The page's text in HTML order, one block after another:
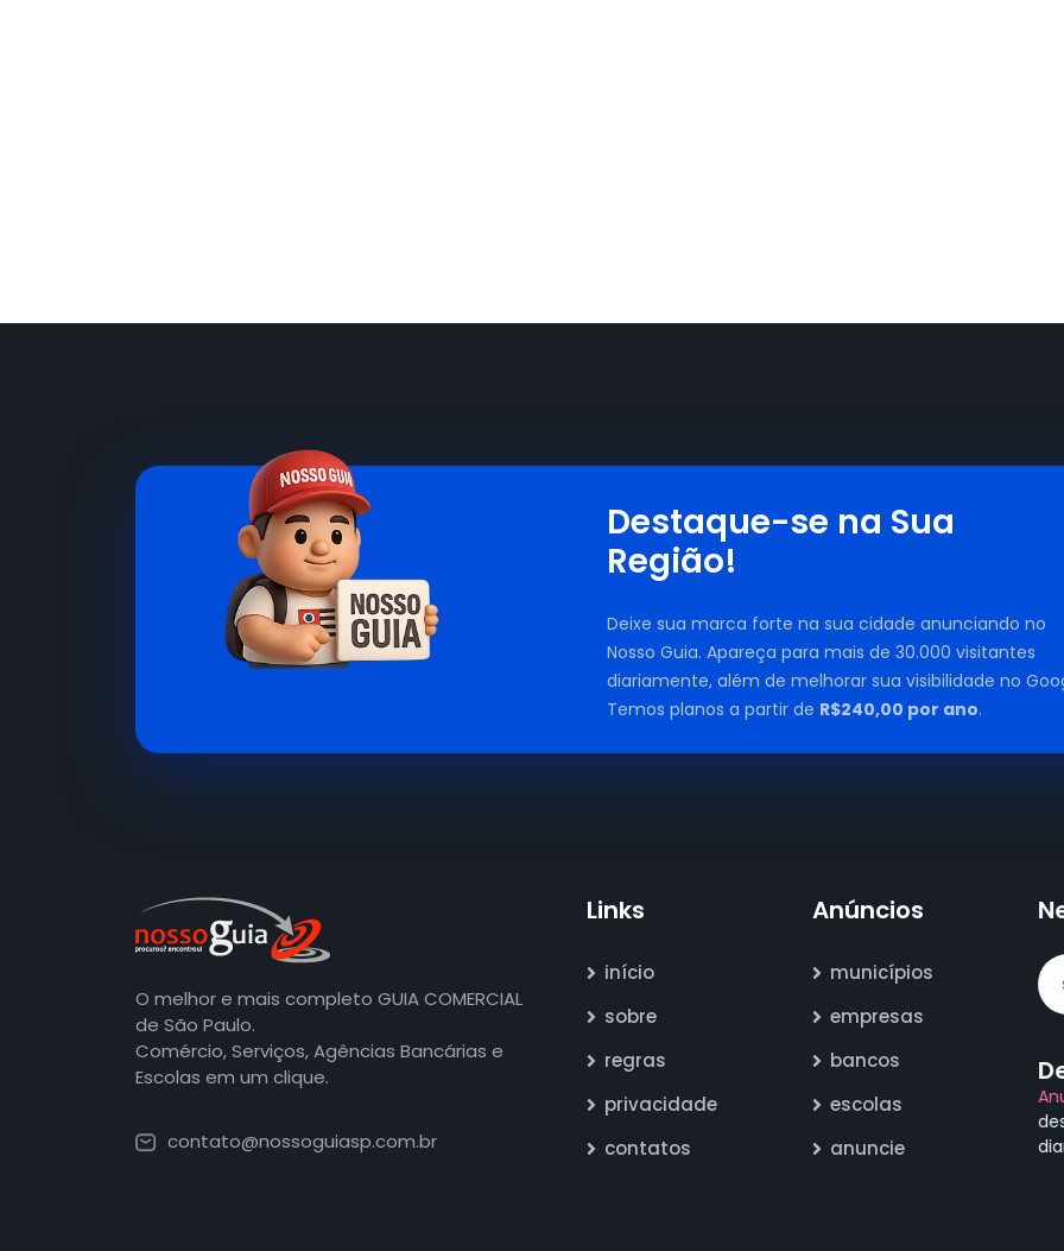
Destaque-se na Sua
Região!
Deixe sua marca forte na sua cidade anunciando no
Nosso Guia. Apareça para mais de 30.000 visitantes
diariamente, além de melhorar sua visibilidade no
Temos planos a partir de R$240,00 por ano.
O melhor e mais completo GUIA COMERCIAL
de São Paulo.
Comércio, Serviços, Agências Bancárias e
Escolas em um clique.
contato@nossoguiasp.com.br
Links
início
sobre
regras
privacidade
contatos
Anúncios
municípios
empresas
bancos
escolas
anuncie